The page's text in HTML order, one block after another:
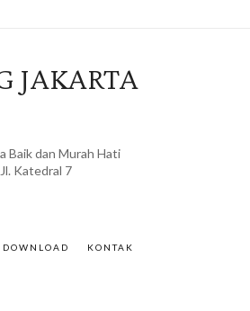
JAKARTA
Baik dan Murah Hati
Katedral 7
DOWNLOAD KONTAK